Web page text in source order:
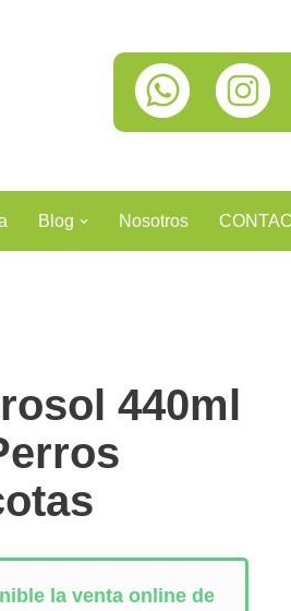
Blog Nosotros
440ml
la venta online de